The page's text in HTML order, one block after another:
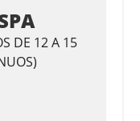
DE 12 A 15